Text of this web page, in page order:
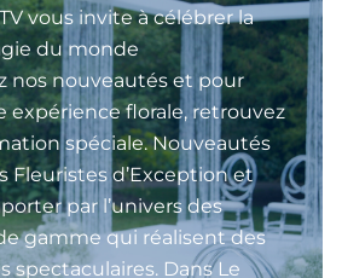
vous invite à célébrer la
du monde
nos nouveautés et pour
florale, retrouvez
spéciale. Nouveautés
Fleuristes d’Exception et
par l’univers des
gamme qui réalisent des
spectaculaires. Dans Le